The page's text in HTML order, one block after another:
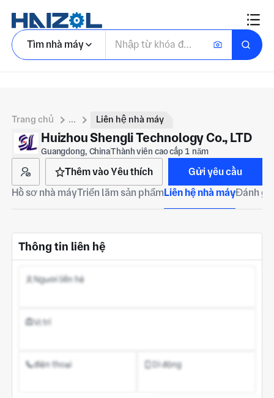
Tìm nhà máy
Trang chủ ... Liên hệ nhà máy
Huizhou Shengli Technology Co., LTD
Guangdong, ChinaThành viên cao cấp 1 năm
Thêm vào Yêu thích
Gửi yêu cầu
Hồ sơ nhà máyTriển lãm sản phẩm Liên hệ nhà máyĐánh
Thông tin liên hệ
Người liên hệ
Vị trí
điện thoại Di động